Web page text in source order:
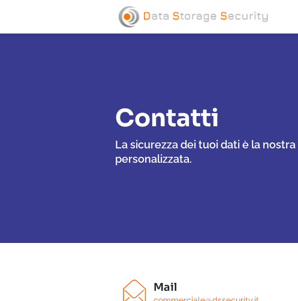
Contatti
La sicurezza dei tuoi dati è la
personalizzata.
Mail